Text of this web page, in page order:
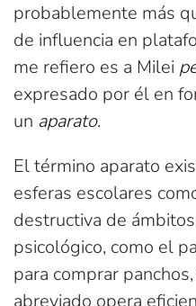
probablemente más
de influencia en
me refiero es a Milei
expresado por él en
un aparato.
El término aparato
esferas escolares
destructiva de
psicológico, como el
para comprar
abreviado opera